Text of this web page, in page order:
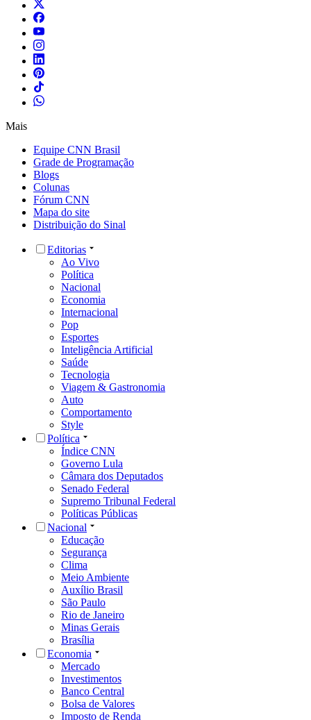
Mais
Equipe CNN Brasil
Grade de Programação
Blogs
Colunas
Fórum CNN
Mapa do site
Distribuição do Sinal
Editorias
Ao Vivo
Política
Nacional
Economia
Internacional
Pop
Esportes
Inteligência Artificial
Saúde
Tecnologia
Viagem & Gastronomia
Auto
Comportamento
Style
Política
Índice CNN
Governo Lula
Câmara dos Deputados
Senado Federal
Supremo Tribunal Federal
Políticas Públicas
Nacional
Educação
Segurança
Clima
Meio Ambiente
Auxílio Brasil
São Paulo
Rio de Janeiro
Minas Gerais
Brasília
Economia
Mercado
Investimentos
Banco Central
Bolsa de Valores
Imposto de Renda